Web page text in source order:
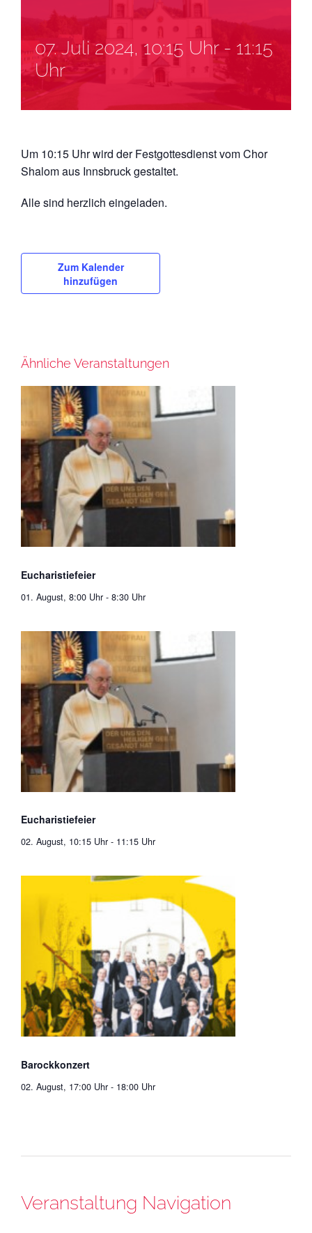
07. Juli 2024, 10:15 Uhr- 11:15
Uhr
Um 10:15 Uhr wird der Festgottesdienst vom Chor
Shalom aus Innsbruck gestaltet.
Alle sind herzlich eingeladen.
Zum Kalender
hinzufügen
Ähnliche Veranstaltungen
Eucharistiefeier
01. August, 8:00 Uhr - 8:30 Uhr
Eucharistiefeier
02. August, 10:15 Uhr - 11:15 Uhr
Barockkonzert
02. August, 17:00 Uhr - 18:00 Uhr
Veranstaltung Navigation